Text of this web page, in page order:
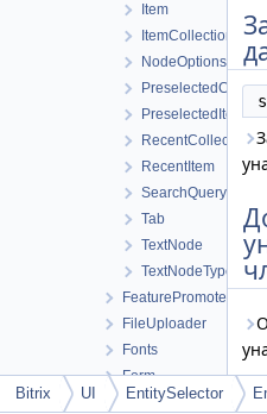
Item
ItemCollection
NodeOptions
PreselectedItem
RecentCollection
RecentItem
SearchQuery
Tab
TextNode
TextNodeType
FeaturePromoter
FileUploader
Fonts
Form
Helpdesk
Bitrix UI EntitySelector